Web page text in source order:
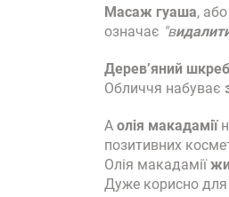
Масаж гуаша, або
означає "в
Дерев’яний
Обличчя набуває
А олія макадамії
позитивних
Олія макадамії
Дуже корисно для